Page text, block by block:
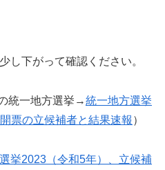
し下がって確認ください。
統一地方選挙→統一地方選挙
票の立候補者と結果速報 ）
挙2023（令和5年）、立候補